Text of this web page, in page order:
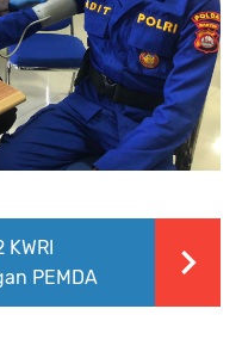
PEMDA